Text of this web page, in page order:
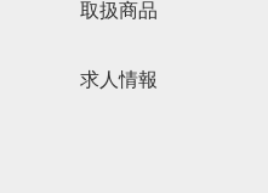
取扱商品
求人情報